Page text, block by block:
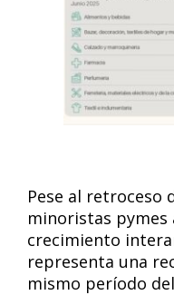
Pese al retroceso
minoristas pymes
crecimiento
representa una
mismo período